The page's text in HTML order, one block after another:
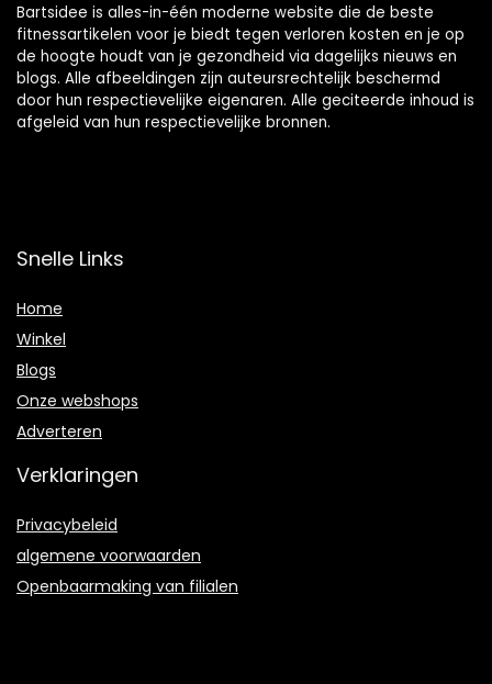
Bartsidee is alles-in-één moderne website die de beste
fitnessartikelen voor je biedt tegen verloren kosten en je op
de hoogte houdt van je gezondheid via dagelijks nieuws en
blogs. Alle afbeeldingen zijn auteursrechtelijk beschermd
door hun respectievelijke eigenaren. Alle geciteerde inhoud is
afgeleid van hun respectievelijke bronnen.
Snelle Links
Home
Winkel
Blogs
Onze webshops
Adverteren
Verklaringen
Privacybeleid
algemene voorwaarden
Openbaarmaking van filialen